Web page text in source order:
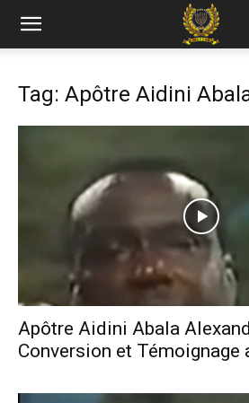
Tag: Apôtre Aidini
Apôtre Aidini Abala
Conversion et Témoignage